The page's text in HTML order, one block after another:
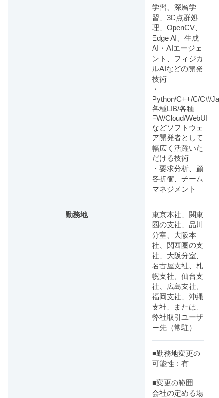
学習、深層学
習、3D点群処
理、OpenCV、
Edge AI、生成
AI・AIエージェ
ント、フィジカ
ルAIなどの開発
技術
・
Python/C++/C/C#/
各種LIB/各種
FW/Cloud/WebUI
などソフトウェ
ア開発者として
幅広く活躍いた
だける技術
・要求分析、顧
客折衝、チーム
マネジメント
勤務地
東京本社、関東
圏の支社、品川
分室、大阪本
社、関西圏の支
社、大阪分室、
名古屋支社、札
幌支社、仙台支
社、広島支社、
福岡支社、沖縄
支社、または、
弊社取引ユーザ
ー先（常駐）
■勤務地変更の
可能性：有
■変更の範囲
会社の定める場